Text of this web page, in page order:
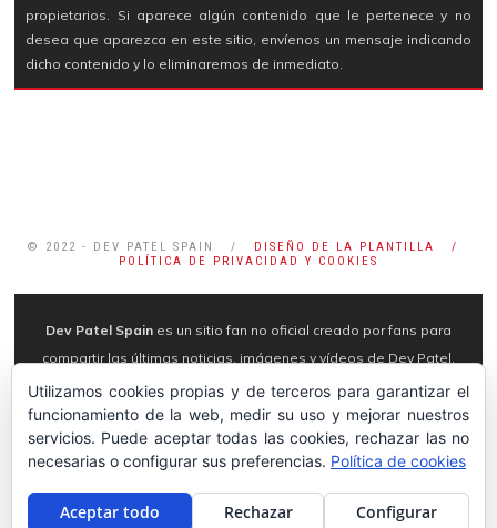
propietarios. Si aparece algún contenido que le pertenece y no
desea que aparezca en este sitio, envíenos un mensaje indicando
dicho contenido y lo eliminaremos de inmediato.
© 2022 - DEV PATEL SPAIN / DISEÑO DE LA PLANTILLA /
POLÍTICA DE PRIVACIDAD Y COOKIES
Dev Patel Spaines un sitio fan no oficial creado por fans para
compartir las últimas noticias, imágenes y vídeos de Dev Patel,
por lo que no tenemos ningún contacto con el actor, familia o
representante. Todas las imágenes pertenecen a sus autores
originales y se utilizan con fines editoriales. Nunca se pretende
infringir los derechos de autor. En esta página web NO
apoyamos elstalkerazzi, por lo que no haremos referencia ni
publicaciones sobre ello.
Utilizamos cookies propias y de terceros para garantizar el
funcionamiento de la web, medir su uso y mejorar nuestros
servicios. Puede aceptar todas las cookies, rechazar las no
necesarias o configurar sus preferencias. Política de cookies
Aceptar todo Rechazar Configurar